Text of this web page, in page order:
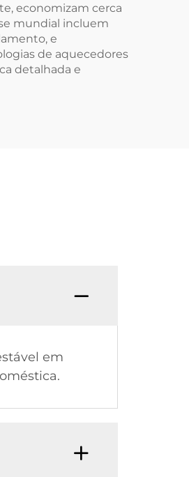
economizam cerca
mundial incluem
e
de aquecedores
detalhada e
em